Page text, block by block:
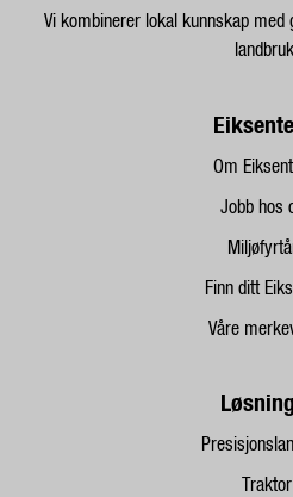
Om
Jobb hos
Finn ditt
Våre
Traktor
Vi kombinerer lokal kunnskap